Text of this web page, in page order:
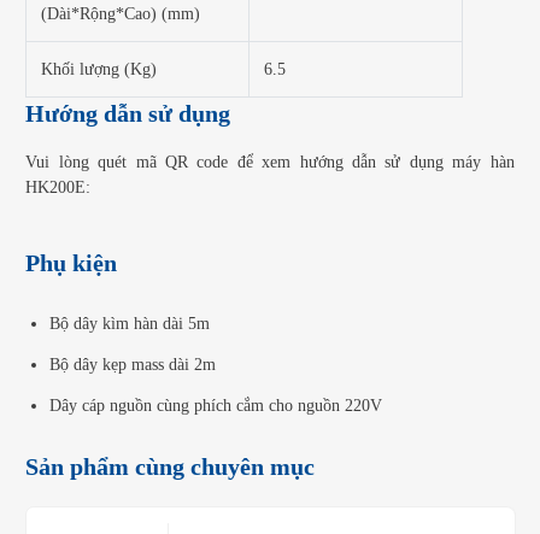
(Dài*Rộng*Cao) (mm)
Khối lượng (Kg) 6.5
Hướng dẫn sử dụng
Vui lòng quét mã QR code để xem hướng dẫn sử dụng máy hàn
HK200E:
Phụ kiện
Bộ dây kìm hàn dài 5m
Bộ dây kẹp mass dài 2m
Dây cáp nguồn cùng phích cắm cho nguồn 220V
Sản phẩm cùng chuyên mục